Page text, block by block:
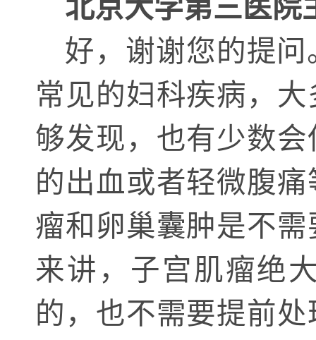
北京大学第三医院
好，谢谢您的提
常见的妇科疾病，
够发现，也有少数
的出血或者轻微腹
瘤和卵巢囊肿是不
来讲，子宫肌瘤绝
的，也不需要提前